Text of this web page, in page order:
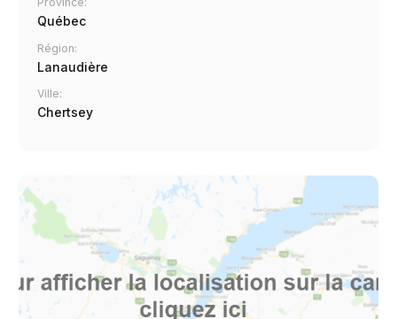
Québec
Région:
Lanaudière
Ville:
Chertsey